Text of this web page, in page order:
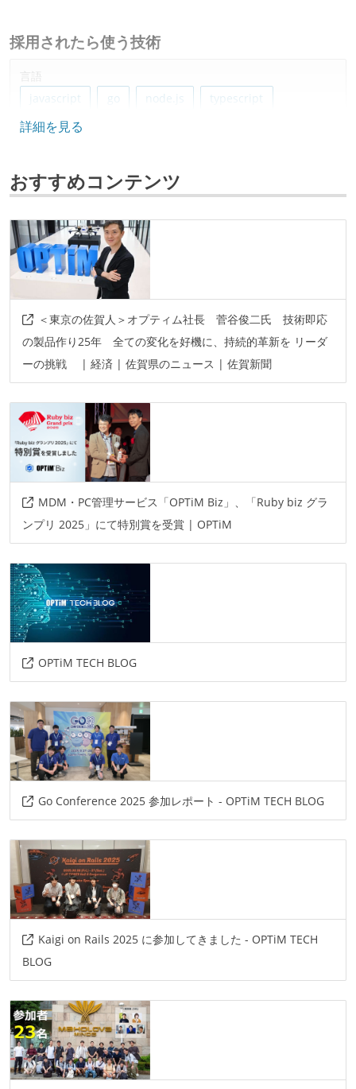
採用されたら使う技術
言語
javascript
go node.js
typescript
python
gin
ruby-on-rails react.js
データベース
mysql
postgresql
ソースコード管理
git
プロジェクト管理
情報共有ツール
slack
詳細を見る
おすすめコンテンツ
＜東京の佐賀人＞オプティム社長 菅谷俊二氏 技術即応
の製品作り25年 全ての変化を好機に、持続的革新を リーダ
ーの挑戦 | 経済 | 佐賀県のニュース | 佐賀新聞
MDM・PC管理サービス「OPTiM Biz」、「Ruby biz グラ
ンプリ 2025」にて特別賞を受賞 | OPTiM
OPTiM TECH BLOG
Go Conference 2025 参加レポート - OPTiM TECH BLOG
Kaigi on Rails 2025 に参加してきました - OPTiM TECH
BLOG